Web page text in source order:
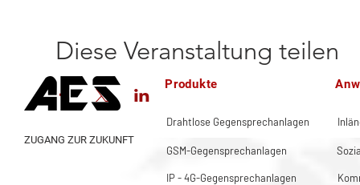
Diese Veranstaltung teilen
Produkte
Drahtlose Gegensprechanlagen
ZUGANG ZUR ZUKUNFT
GSM-Gegensprechanlagen
IP - 4G-Gegensprechanlagen